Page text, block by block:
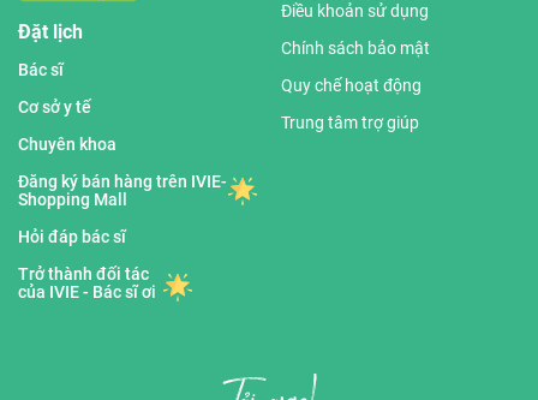
Đặt lịch
Bác sĩ
Cơ sở y tế
Chuyên khoa
Đăng ký bán hàng trên IVIE-
Shopping Mall
Hỏi đáp bác sĩ
Trở thành đối tác
của IVIE - Bác sĩ ơi
Điều khoản sử dụng
Chính sách bảo mật
Quy chế hoạt động
Trung tâm trợ giúp